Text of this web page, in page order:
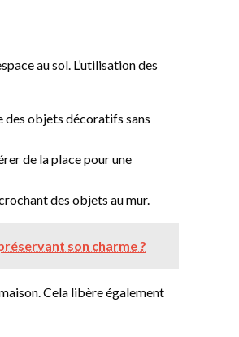
au sol. L’utilisation des
des objets décoratifs sans
de la place pour une
des objets au mur.
son charme ?
Cela libère également